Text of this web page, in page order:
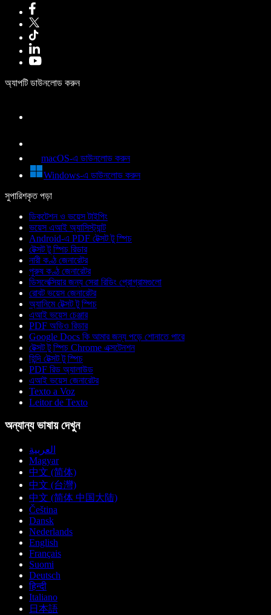
অ্যাপটি ডাউনলোড করুন
macOS-এ ডাউনলোড করুন
Windows-এ ডাউনলোড করুন
সুপারিশকৃত পড়া
ডিকটেশন ও ভয়েস টাইপিং
ভয়েস এআই অ্যাসিস্ট্যান্ট
Android-এ PDF টেক্সট টু স্পিচ
টেক্সট টু স্পিচ রিডার
নারী কণ্ঠ জেনারেটর
পুরুষ কণ্ঠ জেনারেটর
ডিসলেক্সিয়ার জন্য সেরা রিডিং প্রোগ্রামগুলো
রোবট ভয়েস জেনারেটর
অ্যানিমে টেক্সট টু স্পিচ
এআই ভয়েস চেঞ্জার
PDF অডিও রিডার
Google Docs কি আমার জন্য পড়ে শোনাতে পারে
টেক্সট টু স্পিচ Chrome এক্সটেনশন
হিন্দি টেক্সট টু স্পিচ
PDF রিড অ্যালাউড
এআই ভয়েস জেনারেটর
Texto a Voz
Leitor de Texto
অন্যান্য ভাষায় দেখুন
العربية
Magyar
中文 (简体)
中文 (台灣)
中文 (简体 中国大陆)
Čeština
Dansk
Nederlands
English
Français
Suomi
Deutsch
हिन्दी
Italiano
日本語